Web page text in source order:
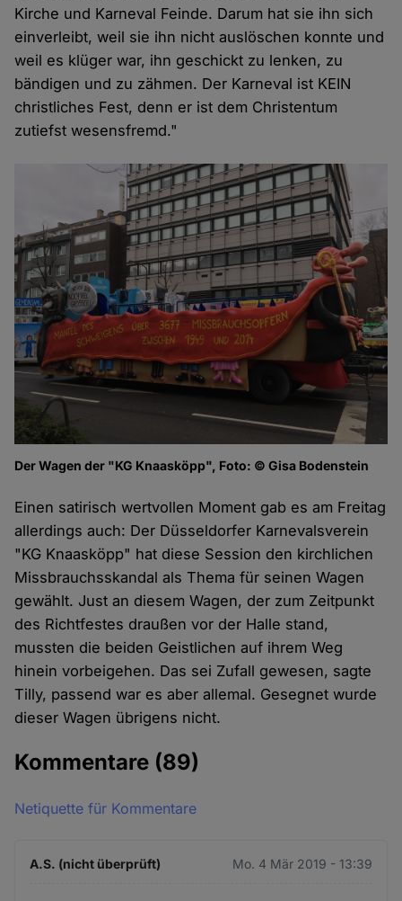
Kirche und Karneval Feinde. Darum hat sie ihn sich
einverleibt, weil sie ihn nicht auslöschen konnte und
weil es klüger war, ihn geschickt zu lenken, zu
bändigen und zu zähmen. Der Karneval ist KEIN
christliches Fest, denn er ist dem Christentum
zutiefst wesensfremd."
Der Wagen der "KG Knaasköpp", Foto: © Gisa Bodenstein
Einen satirisch wertvollen Moment gab es am Freitag
allerdings auch: Der Düsseldorfer Karnevalsverein
"KG Knaasköpp" hat diese Session den kirchlichen
Missbrauchsskandal als Thema für seinen Wagen
gewählt. Just an diesem Wagen, der zum Zeitpunkt
des Richtfestes draußen vor der Halle stand,
mussten die beiden Geistlichen auf ihrem Weg
hinein vorbeigehen. Das sei Zufall gewesen, sagte
Tilly, passend war es aber allemal. Gesegnet wurde
dieser Wagen übrigens nicht.
Kommentare (89)
Netiquette für Kommentare
A.S. (nicht überprüft) Mo. 4 Mär 2019 - 13:39